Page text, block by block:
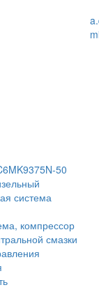
50
система
компрессор
смазки